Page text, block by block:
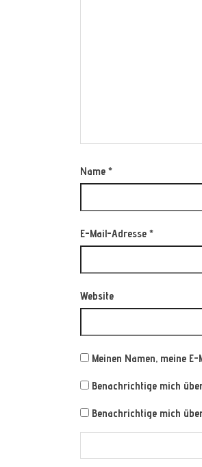
Name *
E-Mail-Adresse *
Website
Meinen Namen, meine
Benachrichtige mich
Benachrichtige mich